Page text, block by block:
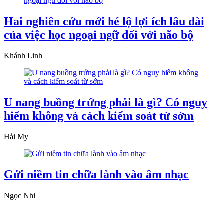
Hai nghiên cứu mới hé lộ lợi ích lâu dài
của việc học ngoại ngữ đối với não bộ
Khánh Linh
U nang buồng trứng phải là gì? Có nguy
hiểm không và cách kiểm soát từ sớm
Hải My
Gửi niềm tin chữa lành vào âm nhạc
Ngọc Nhi